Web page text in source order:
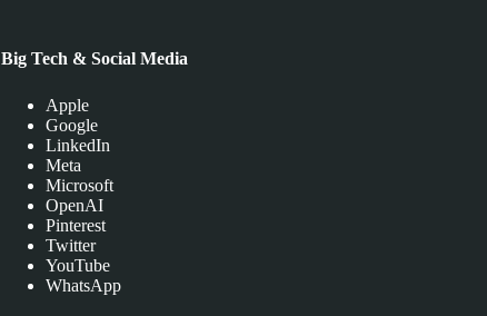
Big Tech & Social Media
Apple
Google
LinkedIn
Meta
Microsoft
OpenAI
Pinterest
Twitter
YouTube
WhatsApp